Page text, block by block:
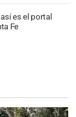
es el portal
Fe